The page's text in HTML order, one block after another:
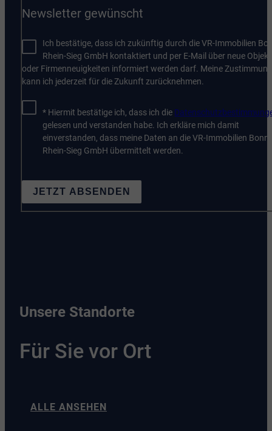
Newsletter gewünscht
Ich bestätige, dass ich zukünftig durch die VR-Immobilien
Rhein-Sieg GmbH kontaktiert und per E-Mail über neue
oder Firmenneuigkeiten informiert werden darf. Meine Zustimmung
kann ich jederzeit für die Zukunft zurücknehmen.
* Hiermit bestätige ich, dass ich die
gelesen und verstanden habe. Ich erkläre mich damit
einverstanden, dass meine Daten an die VR-Immobilien Bonn
Rhein-Sieg GmbH übermittelt werden.
JETZT ABSENDEN
Unsere Standorte
Für Sie vor Ort
ALLE ANSEHEN